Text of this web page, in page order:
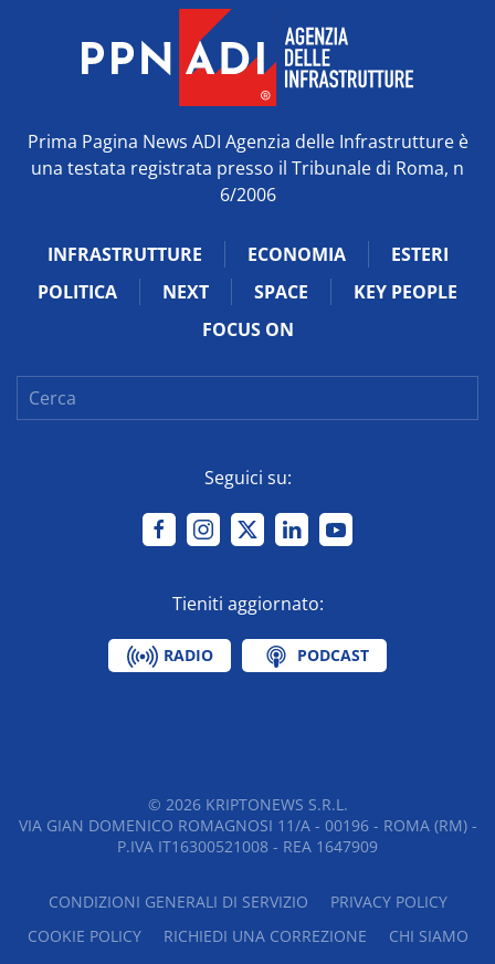
Prima Pagina News ADI Agenzia delle Infrastrutture è
una testata registrata presso il Tribunale di Roma, n
6/2006
INFRASTRUTTURE ECONOMIA
ESTERI
POLITICA
NEXT SPACE
KEY PEOPLE
FOCUS ON
Seguici su:
Tieniti aggiornato:
RADIO PODCAST
© 2026KRIPTONEWS S.R.L.
VIA GIAN DOMENICO ROMAGNOSI 11/A - 00196 - ROMA (RM) -
P.IVA IT16300521008 - REA 1647909
CONDIZIONI GENERALI DI SERVIZIO
PRIVACY POLICY
COOKIE POLICY
RICHIEDI UNA CORREZIONE
CHI SIAMO